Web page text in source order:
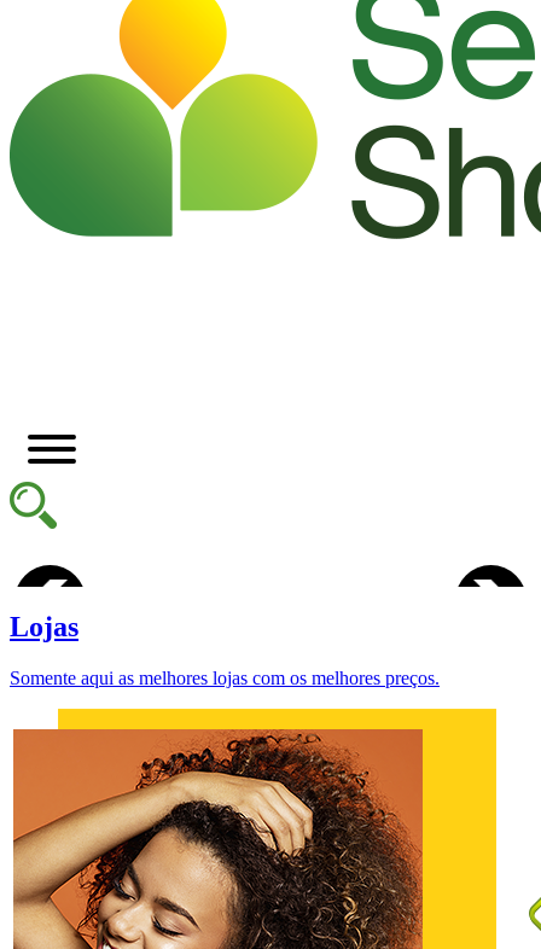
Lojas
Somente aqui as melhores lojas com os melhores preços.